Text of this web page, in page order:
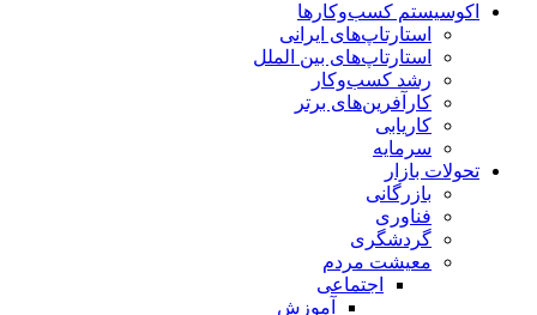
اکوسیستم کسب‌وکارها
استارتاپ‌های ایرانی
استارتاپ‌های بین الملل
رشد کسب‌وکار
کارآفرین‌های برتر
کاریابی
سرمایه
تحولات بازار
بازرگانی
فناوری
گردشگری
معیشت مردم
اجتماعی
آموزش